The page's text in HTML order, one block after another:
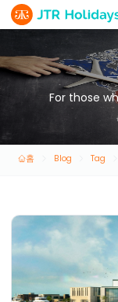
For those
홈 Blog Tag